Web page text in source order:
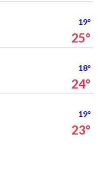
19°
25°
18°
24°
19°
23°